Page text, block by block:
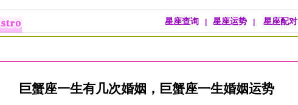
星座查询 星座运势 星座配对
巨蟹座一生有几次婚姻，巨蟹座一生婚姻运势